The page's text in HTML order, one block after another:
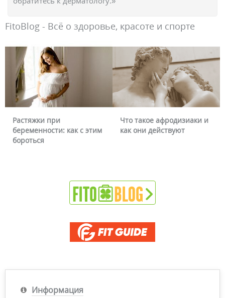
FitoBlog - Всё о здоровье, красоте и спорте
Что такое афродизиаки и
как они действуют
Почему краснеет лицо и
можно ли это убрать
Информация